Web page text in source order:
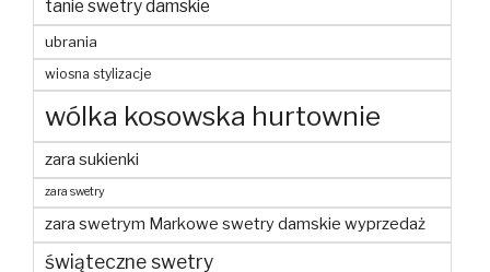
tanie swetry damskie
ubrania
wiosna stylizacje
wólka kosowska hurtownie
zara sukienki
zara swetry
zara swetrym Markowe swetry damskie wyprzedaż
świąteczne swetry